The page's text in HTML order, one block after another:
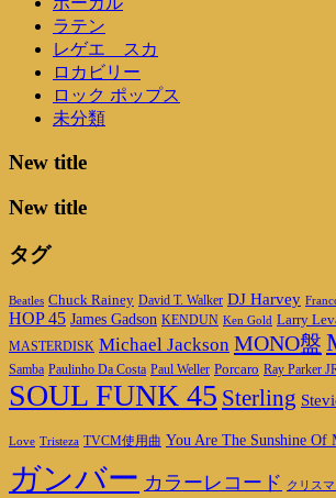
ラテン
レゲエ スカ
ロカビリー
ロック ポップス
未分類
New title
New title
タグ
Beatles Chuck Rainey David T. Walker DJ Harvey
HOP 45 James Gadson KENDUN Ken Gold Larry
MASTERDISK Michael Jackson MONO盤
Samba Paulinho Da Costa Paul Weller Porcaro Ray Parker
SOUL FUNK 45 Sterling
Love Tristeza TVCM使用曲 You Are The Sunshine Of
ガンバー カラーレコード クリスマ